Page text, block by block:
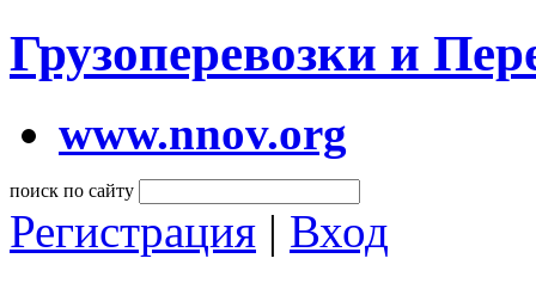
Грузоперевозки и
www.nnov.org
поиск по сайту
Регистрация | Вход